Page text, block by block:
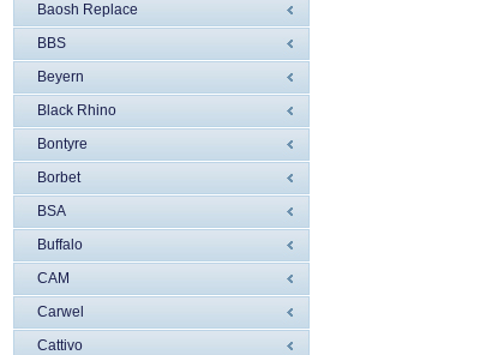
Baosh Replace
BBS
Beyern
Black Rhino
Bontyre
Borbet
BSA
Buffalo
CAM
Carwel
Cattivo